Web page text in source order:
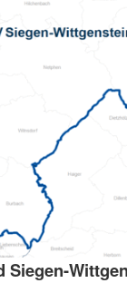
Siegen-